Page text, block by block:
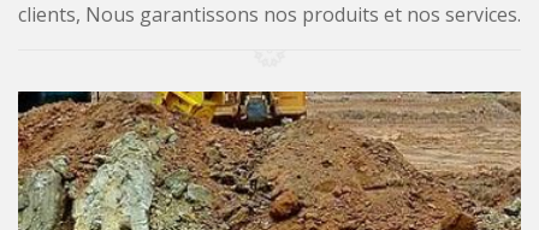
clients, Nous garantissons nos produits et nos services.